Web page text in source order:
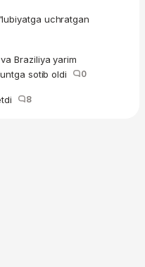
uchratgan
Braziliya yarim
sotib oldi
0
8